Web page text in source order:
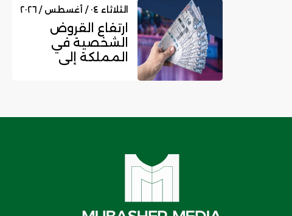
16....
الثلاثاء ٠٤ / أغسطس / ٢٠٢٦
ارتفاع القروض
الشخصية في
المملكة إلى